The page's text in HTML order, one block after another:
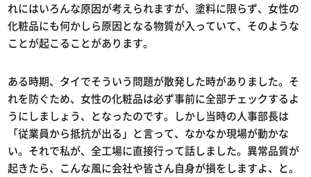
れにはいろんな原因が考えられますが、塗料に限らず、女性の
化粧品にも何かしら原因となる物質が入っていて、そのような
ことが起こることがあります。
ある時期、タイでそういう問題が散発した時がありました。そ
れを防ぐため、女性の化粧品は必ず事前に全部チェックするよ
うにしましょう、となったのです。しかし当時の人事部長は
「従業員から抵抗が出る」と言って、なかなか現場が動かな
い。それで私が、全工場に直接行って話しました。異常品質が
起きたら、こんな風に会社や皆さん自身が損をしますよ、と。